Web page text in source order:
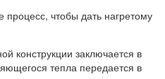
чтобы дать нагретому
конструкции заключается в
тепла передается в